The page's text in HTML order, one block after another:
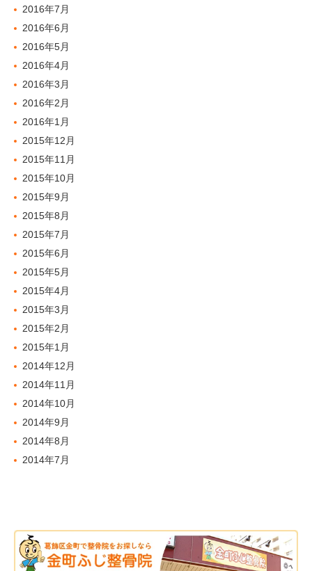
2016年7月
2016年6月
2016年5月
2016年4月
2016年3月
2016年2月
2016年1月
2015年12月
2015年11月
2015年10月
2015年9月
2015年8月
2015年7月
2015年6月
2015年5月
2015年4月
2015年3月
2015年2月
2015年1月
2014年12月
2014年11月
2014年10月
2014年9月
2014年8月
2014年7月